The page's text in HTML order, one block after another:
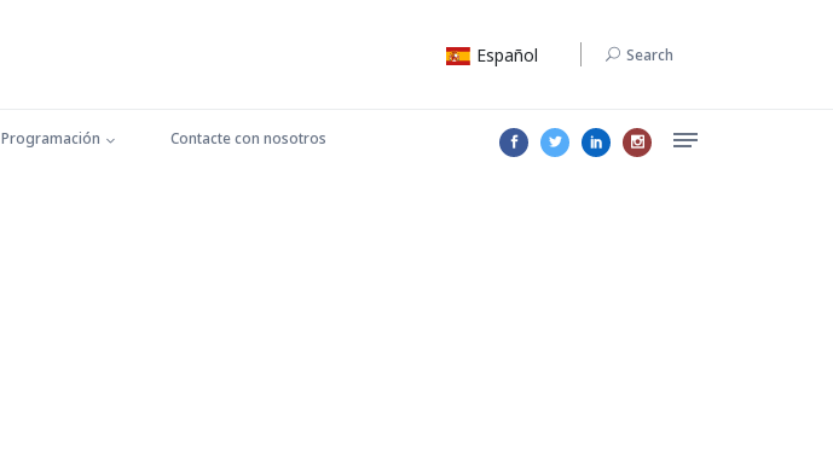
Español Search
Programación Contacte con nosotros